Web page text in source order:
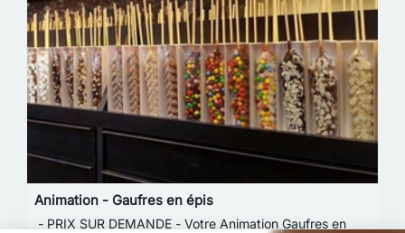
Animation - Gaufres en épis
- PRIX SUR DEMANDE - Votre Animation Gaufres en